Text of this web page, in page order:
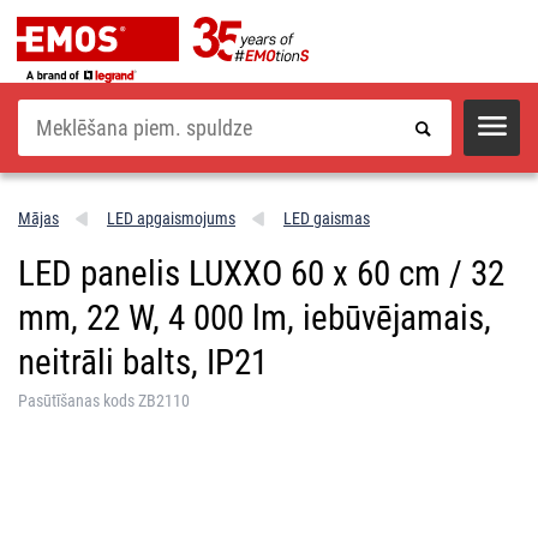
Meklēšana
Mājas LED apgaismojums LED gaismas
LED panelis LUXXO 60 x 60 cm / 32
mm, 22 W, 4 000 lm, iebūvējamais,
neitrāli balts, IP21
Pasūtīšanas kods ZB2110